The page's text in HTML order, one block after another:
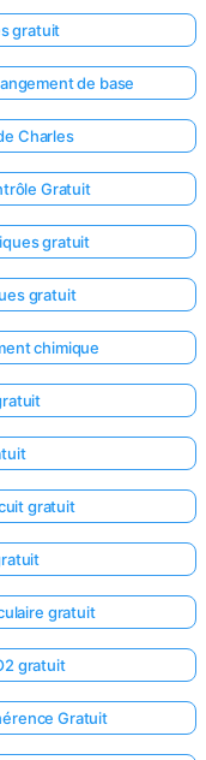
gratuit
de base
Charles
Gratuit
gratuit
gratuit
chimique
gratuit
gratuit
gratuit
Gratuit